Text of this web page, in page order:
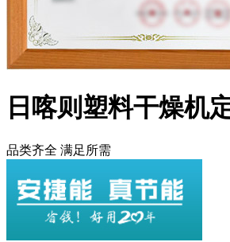
日喀则塑料干燥机
品类齐全 满足所需